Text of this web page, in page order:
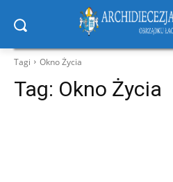
Tagi Okno Życia
Tag: Okno Życia